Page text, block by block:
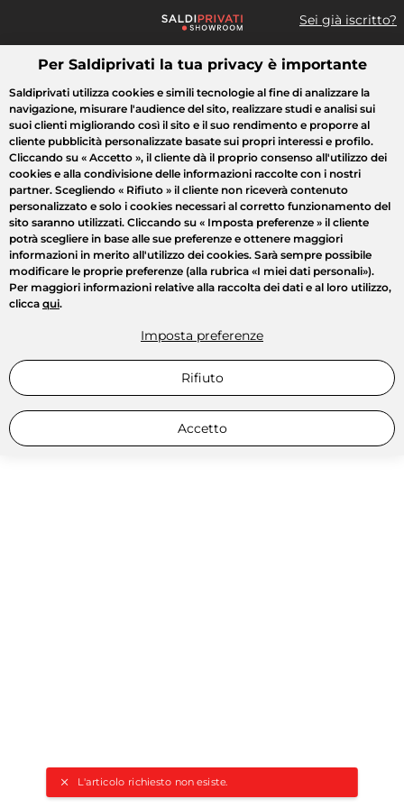
Sei già iscritto?
Cosa cerchi?
L'articolo richiesto non esiste.
Tutte le vendite Moda Casa Bellezza Elettrodomestici
Per Saldiprivati la tua privacy è importante
Saldiprivati utilizza cookies e simili tecnologie al fine di analizzare la
navigazione, misurare l'audience del sito, realizzare studi e analisi sui
suoi clienti migliorando così il sito e il suo rendimento e proporre al
cliente pubblicità personalizzate basate sui propri interessi e profilo.
Cliccando su « Accetto », il cliente dà il proprio consenso all'utilizzo dei
cookies e alla condivisione delle informazioni raccolte con i nostri
partner. Scegliendo « Rifiuto » il cliente non riceverà contenuto
personalizzato e solo i cookies necessari al corretto funzionamento del
sito saranno utilizzati. Cliccando su « Imposta preferenze » il cliente
potrà scegliere in base alle sue preferenze e ottenere maggiori
informazioni in merito all'utilizzo dei cookies. Sarà sempre possibile
modificare le proprie preferenze (alla rubrica «I miei dati personali»).
Per maggiori informazioni relative alla raccolta dei dati e al loro utilizzo,
clicca qui.
Imposta preferenze
Rifiuto
Accetto